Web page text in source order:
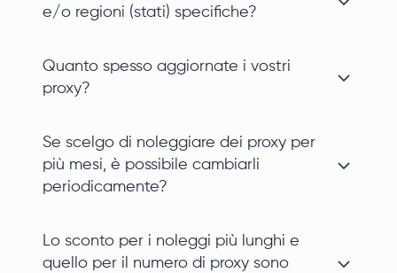
e/o regioni (stati) specifiche?
Quanto spesso aggiornate i vostri
proxy?
Se scelgo di noleggiare dei proxy per
più mesi, è possibile cambiarli
periodicamente?
Lo sconto per i noleggi più lunghi e
quello per il numero di proxy sono